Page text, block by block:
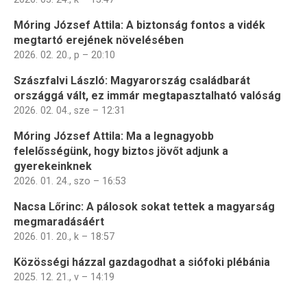
Móring József Attila: A biztonság fontos a vidék
megtartó erejének növelésében
2026. 02. 20., p – 20:10
Szászfalvi László: Magyarország családbarát
országgá vált, ez immár megtapasztalható valóság
2026. 02. 04., sze – 12:31
Móring József Attila: Ma a legnagyobb
felelősségünk, hogy biztos jövőt adjunk a
gyerekeinknek
2026. 01. 24., szo – 16:53
Nacsa Lőrinc: A pálosok sokat tettek a magyarság
megmaradásáért
2026. 01. 20., k – 18:57
Közösségi házzal gazdagodhat a siófoki plébánia
2025. 12. 21., v – 14:19